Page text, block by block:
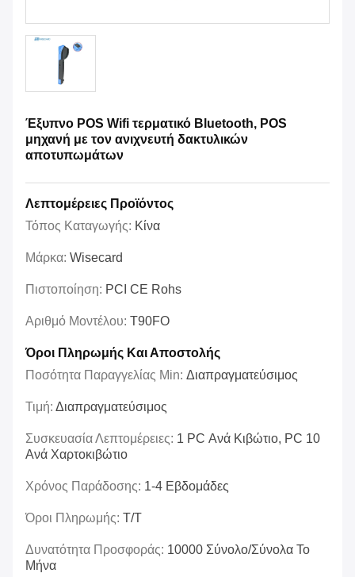
Έξυπνο POS Wifi τερματικό Bluetooth, POS
μηχανή με τον ανιχνευτή δακτυλικών
αποτυπωμάτων
Λεπτομέρειες Προϊόντος
Τόπος Καταγωγής: Κίνα
Μάρκα: Wisecard
Πιστοποίηση: PCI CE Rohs
Αριθμό Μοντέλου: T90FO
Όροι Πληρωμής Και Αποστολής
Ποσότητα Παραγγελίας Min: Διαπραγματεύσιμος
Τιμή: Διαπραγματεύσιμος
Συσκευασία Λεπτομέρειες: 1 PC Ανά Κιβώτιο, PC 10
Ανά Χαρτοκιβώτιο
Χρόνος Παράδοσης: 1-4 Εβδομάδες
Όροι Πληρωμής: T/T
Δυνατότητα Προσφοράς: 10000 Σύνολο/σύνολα Το
Μήνα